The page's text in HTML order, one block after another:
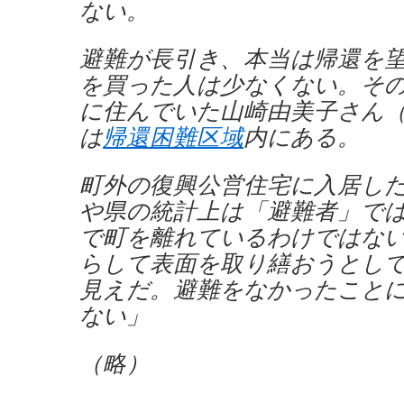
ない。
避難が長引き、本当は帰還を
を買った人は少なくない。そ
に住んでいた山崎由美子さん
は帰還困難区域内にある。
町外の復興公営住宅に入居し
や県の統計上は「避難者」で
で町を離れているわけではな
らして表面を取り繕おうとし
見えだ。避難をなかったこと
ない」
（略）